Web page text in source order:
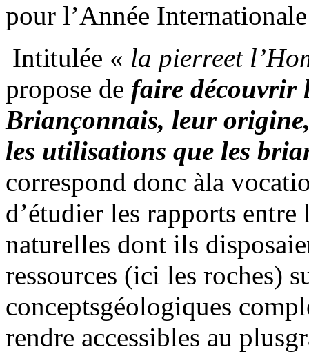
pour l’Année
Intitulée « la pierreet
propose de faire découvrir
Briançonnais, leur
les utilisations que les
correspond donc àla
d’étudier les rapports
naturelles dont ils
ressources (ici les roches)
conceptsgéologiques
rendre accessibles au